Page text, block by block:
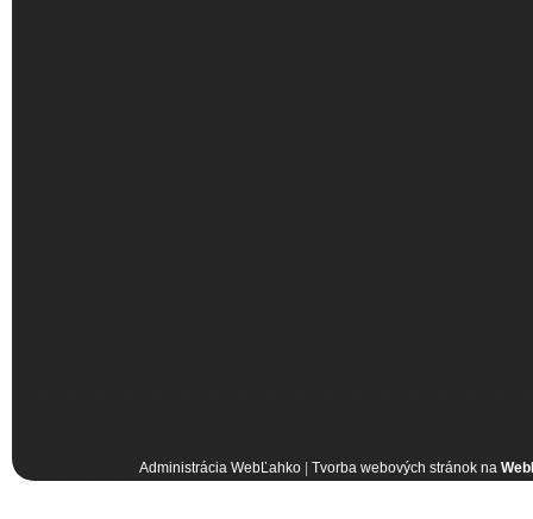
Administrácia WebĽahko| Tvorba webových stránok na